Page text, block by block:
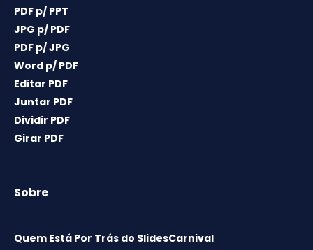
PDF p/ PPT
JPG p/ PDF
PDF p/ JPG
Word p/ PDF
Editar PDF
Juntar PDF
Dividir PDF
Girar PDF
Sobre
Quem Está Por Trás do SlidesCarnival